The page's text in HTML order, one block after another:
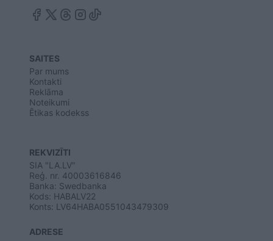
SAITES
Par mums
Kontakti
Reklāma
Noteikumi
Ētikas kodekss
REKVIZĪTI
SIA "LA.LV"
Reģ. nr. 40003616846
Banka: Swedbanka
Kods: HABALV22
Konts: LV64HABA0551043479309
ADRESE